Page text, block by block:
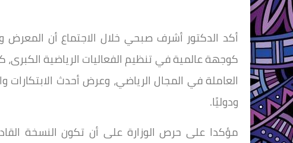
أكد الدكتور أشرف صبحي خلال الاجتماع أن
كوجهة عالمية في تنظيم الفعاليات الرياضية
العاملة في المجال الرياضي، وعرض أحدث
ودوليًا.
مؤكدا على حرص الوزارة على أن تكون النسخة